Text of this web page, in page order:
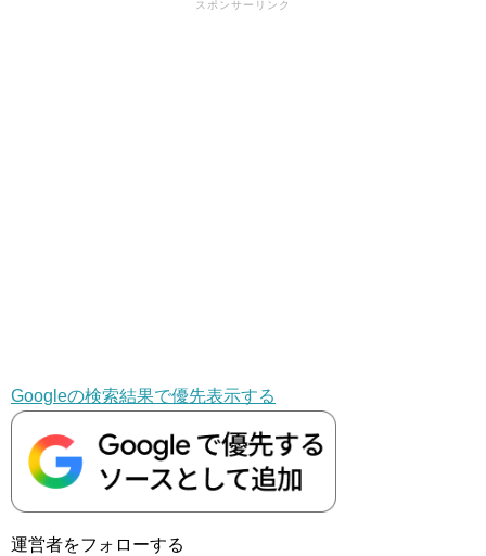
スポンサーリンク
Googleの検索結果で優先表示する
運営者をフォローする